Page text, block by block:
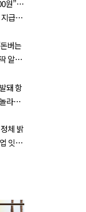
원”…
급일
버는
알려
돼 항
라운
체 밝
잇는